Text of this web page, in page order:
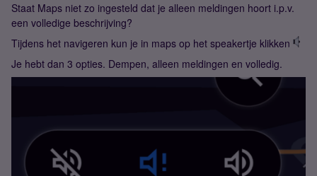
Staat Maps niet zo ingesteld dat je alleen meldingen hoort i.p.v.
een volledige beschrijving?
Tijdens het navigeren kun je in maps op het speakertje klikken
Je hebt dan 3 opties. Dempen, alleen meldingen en volledig.